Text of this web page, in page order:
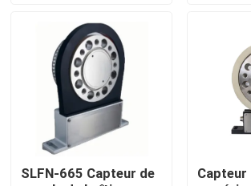
À propos de nous
Visite de l'usine
Contrôle qualité
Contactez-nous
SLFN-665 Capteur de
Capteur